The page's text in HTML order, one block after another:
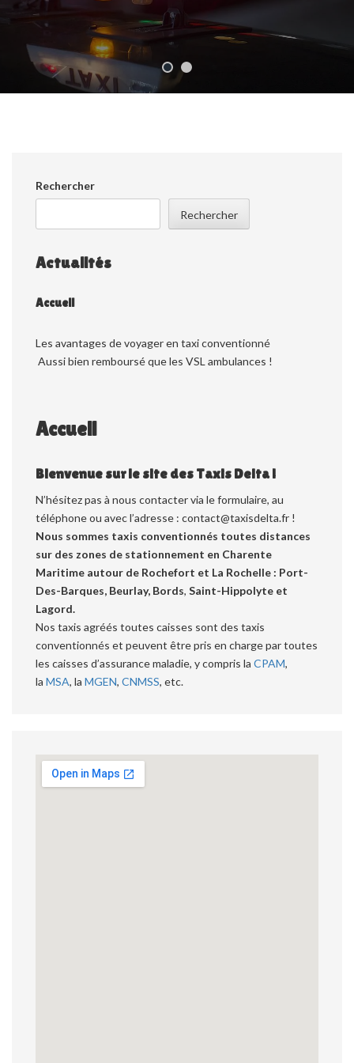
Rechercher
Rechercher
Actualités
Accueil
Les avantages de voyager en taxi conventionné
Aussi bien remboursé que les VSL ambulances !
Accueil
Bienvenue sur le site des Taxis Delta !
N’hésitez pas à nous contacter via le formulaire, au
téléphone ou avec l’adresse : contact@taxisdelta.fr !
Nous sommes taxis conventionnés toutes distances
sur des zones de stationnement en Charente
Maritime autour de Rochefort et La Rochelle : Port-
Des-Barques, Beurlay, Bords, Saint-Hippolyte et
Lagord.
Nos taxis agréés toutes caisses sont des taxis
conventionnés et peuvent être pris en charge par toutes
les caisses d’assurance maladie, y compris la CPAM,
la MSA, la MGEN, CNMSS, etc.